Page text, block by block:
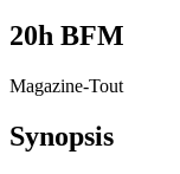
20h BFM
Magazine-Tout
Synopsis